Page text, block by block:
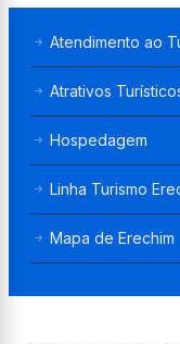
Atendimento ao
Atrativos
Hospedagem
Linha Turismo
Mapa de Erechim